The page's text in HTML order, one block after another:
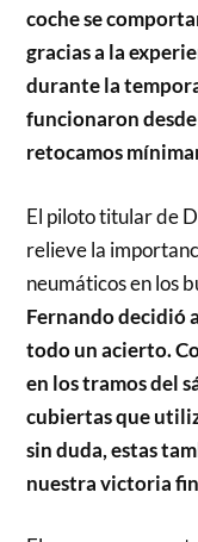
coche se
gracias a la
durante la
funcionaron
retocamos
El piloto titular de
relieve la
neumáticos en los
Fernando decidió
todo un acierto.
en los tramos del
cubiertas que
sin duda, estas
nuestra victoria